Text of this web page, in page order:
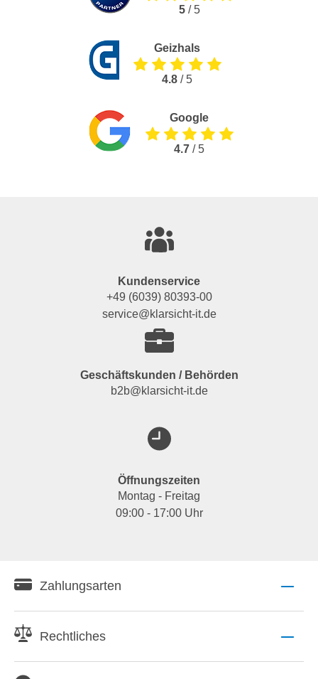
5/ 5
Geizhals
4.8 / 5
Google
4.7 / 5
Kundenservice
+49 (6039) 80393-00
service@klarsicht-it.de
Geschäftskunden / Behörden
b2b@klarsicht-it.de
Öffnungszeiten
Montag - Freitag
09:00 - 17:00 Uhr
Zahlungsarten
Rechtliches